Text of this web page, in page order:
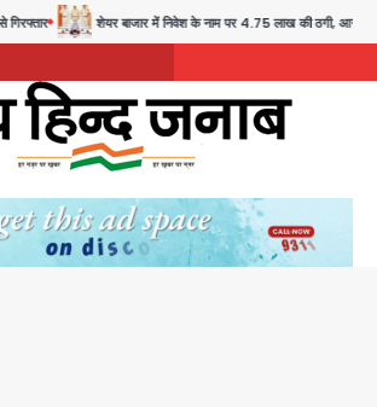
शेयर बाजार में निवेश के नाम पर 4.75 लाख की ठगी, आरोपी ओडिशा से गिरफ्तार